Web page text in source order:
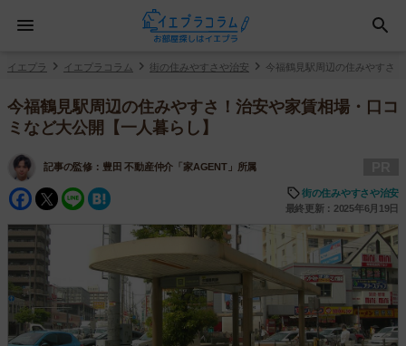
イエプラ イエプラコラム 街の住みやすさや治安 今福鶴見駅周辺の住みやすさ
今福鶴見駅周辺の住みやすさ！治安や家賃相場・口コ
ミなど大公開【一人暮らし】
記事の監修： 豊田 不動産仲介「家AGENT」所属
Facebook
Twitter
Line
街の住みやすさや治安
最終更新：2025年6月19日